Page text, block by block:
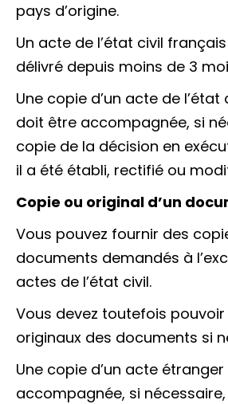
pays d’origine.
Un acte de l’état civil
délivré depuis moins de 3
Une copie d’un acte de
doit être accompagnée, si
copie de la décision en
il a été établi, rectifié ou
Copie ou original d’un
Vous pouvez fournir des
documents demandés à
actes de l’état civil.
Vous devez toutefois
originaux des documents si
Une copie d’un acte
accompagnée, si